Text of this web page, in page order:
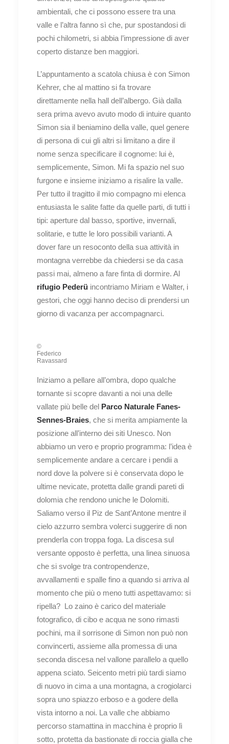
ambientali, che ci possono essere tra una
valle e l’altra fanno sì che, pur spostandosi di
pochi chilometri, si abbia l’impressione di aver
coperto distanze ben maggiori.
L’appuntamento a scatola chiusa è con Simon
Kehrer, che al mattino si fa trovare
direttamente nella hall dell’albergo. Già dalla
sera prima avevo avuto modo di intuire quanto
Simon sia il beniamino della valle, quel genere
di persona di cui gli altri si limitano a dire il
nome senza specificare il cognome: lui è,
semplicemente, Simon. Mi fa spazio nel suo
furgone e insieme iniziamo a risalire la valle.
Per tutto il tragitto il mio compagno mi elenca
entusiasta le salite fatte da quelle parti, di tutti i
tipi: aperture dal basso, sportive, invernali,
solitarie, e tutte le loro possibili varianti. A
dover fare un resoconto della sua attività in
montagna verrebbe da chiedersi se da casa
passi mai, almeno a fare finta di dormire. Al
rifugio Pederü incontriamo Miriam e Walter, i
gestori, che oggi hanno deciso di prendersi un
giorno di vacanza per accompagnarci.
©
Federico
Ravassard
Iniziamo a pellare all’ombra, dopo qualche
tornante si scopre davanti a noi una delle
vallate più belle del Parco Naturale Fanes-
Sennes-Braies, che si merita ampiamente la
posizione all’interno dei siti Unesco. Non
abbiamo un vero e proprio programma: l’idea è
semplicemente andare a cercare i pendii a
nord dove la polvere si è conservata dopo le
ultime nevicate, protetta dalle grandi pareti di
dolomia che rendono uniche le Dolomiti.
Saliamo verso il Piz de Sant’Antone mentre il
cielo azzurro sembra volerci suggerire di non
prenderla con troppa foga. La discesa sul
versante opposto è perfetta, una linea sinuosa
che si svolge tra contropendenze,
avvallamenti e spalle fino a quando si arriva al
momento che più o meno tutti aspettavamo: si
ripella? Lo zaino è carico del materiale
fotografico, di cibo e acqua ne sono rimasti
pochini, ma il sorrisone di Simon non può non
convincerti, assieme alla promessa di una
seconda discesa nel vallone parallelo a quello
appena sciato. Seicento metri più tardi siamo
di nuovo in cima a una montagna, a crogiolarci
sopra uno spiazzo erboso e a godere della
vista intorno a noi. La valle che abbiamo
percorso stamattina in macchina è proprio lì
sotto, protetta da bastionate di roccia gialla che